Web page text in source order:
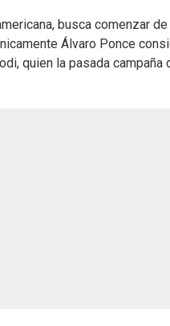
busca comenzar
Álvaro Ponce
quien la pasada campaña